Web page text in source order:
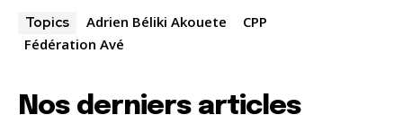
Topics Adrien Béliki Akouete
CPP
Fédération Avé
Nos derniers articles